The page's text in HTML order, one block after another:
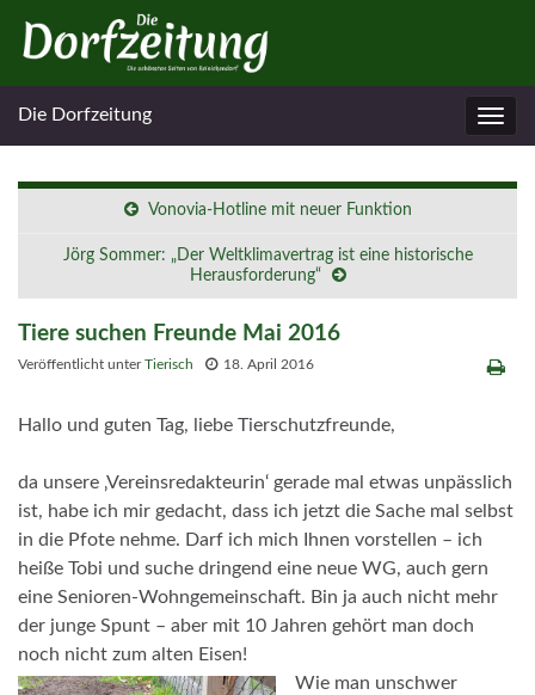
Die Dorfzeitung
Vonovia-Hotline mit neuer Funktion
Jörg Sommer: „Der Weltklimavertrag ist eine historische
Herausforderung“
Tiere suchen Freunde Mai 2016
Veröffentlicht unterTierisch 18. April 2016
Hallo und guten Tag, liebe Tierschutzfreunde,
da unsere ‚Vereinsredakteurin‘ gerade mal etwas unpässlich
ist, habe ich mir gedacht, dass ich jetzt die Sache mal selbst
in die Pfote nehme. Darf ich mich Ihnen vorstellen – ich
heiße Tobi und suche dringend eine neue WG, auch gern
eine Senioren-Wohngemeinschaft. Bin ja auch nicht mehr
der junge Spunt – aber mit 10 Jahren gehört man doch
noch nicht zum alten Eisen!
Wie man unschwer